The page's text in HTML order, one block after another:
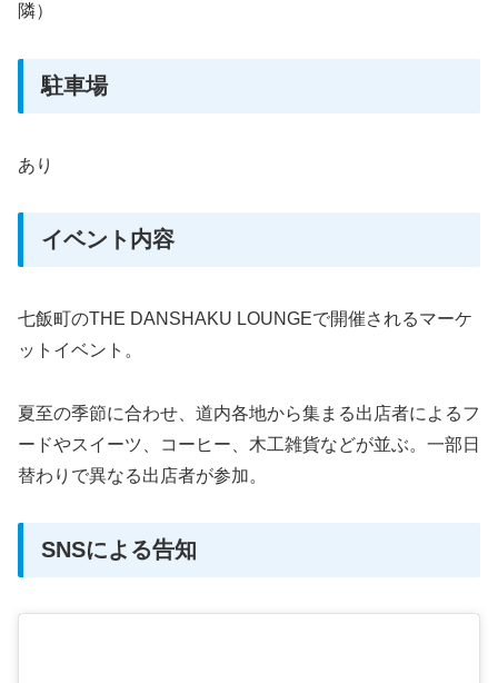
隣）
駐車場
あり
イベント内容
七飯町のTHE DANSHAKU LOUNGEで開催されるマーケ
ットイベント。
夏至の季節に合わせ、道内各地から集まる出店者によるフ
ードやスイーツ、コーヒー、木工雑貨などが並ぶ。一部日
替わりで異なる出店者が参加。
SNSによる告知